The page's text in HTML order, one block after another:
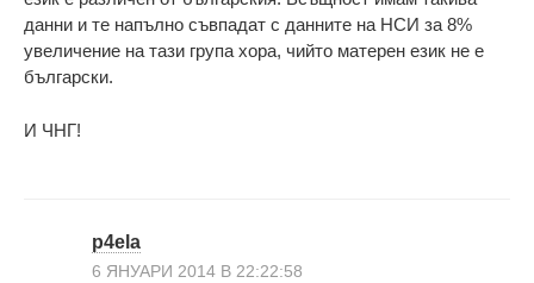
данни и те напълно съвпадат с данните на НСИ за 8%
увеличение на тази група хора, чийто матерен език не е
български.
И ЧНГ!
p4ela
6 ЯНУАРИ 2014 В 22:22:58